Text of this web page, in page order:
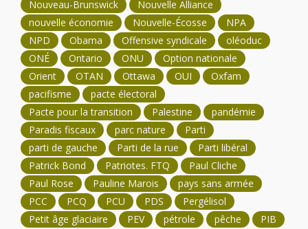
Nouveau-Brunswick
Nouvelle Alliance
nouvelle économie
Nouvelle-Écosse
NPA
NPD
Obama Offensive syndicale
oléoduc
ONÉ
Ontario ONU
Option nationale
Orient
OTAN Ottawa OUI
Oxfam
pacifisme
pacte électoral
Pacte pour la transition
Palestine
pandémie
Paradis fiscaux
parc nature
Parti
parti de gauche
Parti de la rue
Parti libéral
Patrick Bond
Patriotes. FTQ
Paul Cliche
Paul Rose
Pauline Marois
pays sans armée
PCC
PCQ PCU PDS
Pergélisol
Petit âge glaciaire
PEV pétrole pêche
PIB